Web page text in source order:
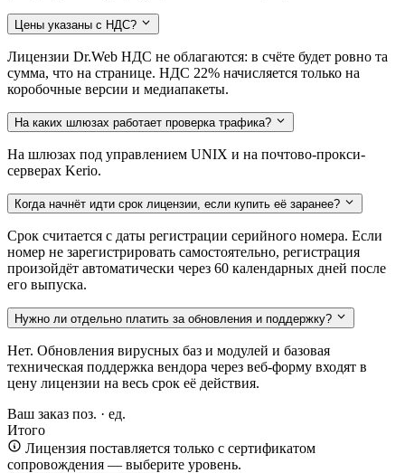
Цены указаны с НДС?
Лицензии Dr.Web НДС не облагаются: в счёте будет ровно та
сумма, что на странице. НДС 22% начисляется только на
коробочные версии и медиапакеты.
На каких шлюзах работает проверка трафика?
На шлюзах под управлением UNIX и на почтово-прокси-
серверах Kerio.
Когда начнёт идти срок лицензии, если купить её заранее?
Срок считается с даты регистрации серийного номера. Если
номер не зарегистрировать самостоятельно, регистрация
произойдёт автоматически через 60 календарных дней после
его выпуска.
Нужно ли отдельно платить за обновления и поддержку?
Нет. Обновления вирусных баз и модулей и базовая
техническая поддержка вендора через веб-форму входят в
цену лицензии на весь срок её действия.
Ваш заказ поз. · ед.
Итого
Лицензия поставляется только с сертификатом
сопровождения — выберите уровень.